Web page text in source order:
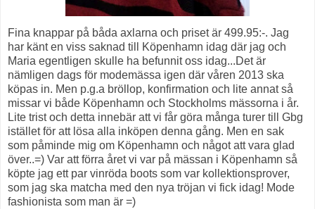
Fina knappar på båda axlarna och priset är 499.95:-. Jag
har känt en viss saknad till Köpenhamn idag där jag och
Maria egentligen skulle ha befunnit oss idag...Det är
nämligen dags för modemässa igen där våren 2013 ska
köpas in. Men p.g.a bröllop, konfirmation och lite annat så
missar vi både Köpenhamn och Stockholms mässorna i år.
Lite trist och detta innebär att vi får göra många turer till Gbg
istället för att lösa alla inköpen denna gång. Men en sak
som påminde mig om Köpenhamn och något att vara glad
över..=) Var att förra året vi var på mässan i Köpenhamn så
köpte jag ett par vinröda boots som var kollektionsprover,
som jag ska matcha med den nya tröjan vi fick idag! Mode
fashionista som man är =)